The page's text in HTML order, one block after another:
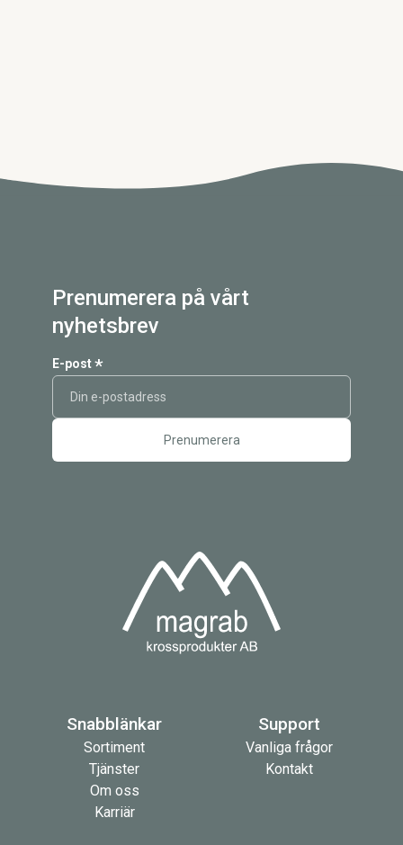
Prenumerera på vårt
nyhetsbrev
E-post*
Snabblänkar
Sortiment
Tjänster
Om oss
Karriär
Support
Vanliga frågor
Kontakt